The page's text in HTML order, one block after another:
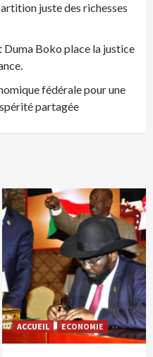
juste des richesses
Duma Boko place la justice
fédérale pour une
partagée
ACCUEIL ECONOMIE